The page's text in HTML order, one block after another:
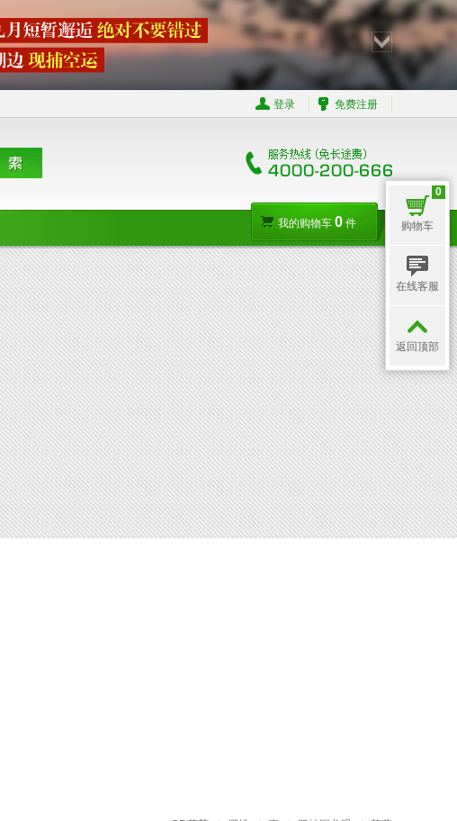
免费注册
登录
我的购物车 0 件
0
购物车
在线客服
返回顶部